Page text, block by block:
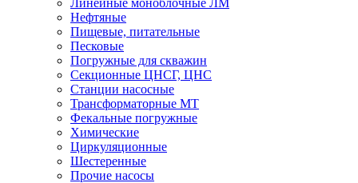
Нефтяные
Пищевые, питательные
Песковые
Погружные для скважин
Секционные ЦНСГ, ЦНС
Станции насосные
Трансформаторные МТ
Фекальные погружные
Химические
Циркуляционные
Шестеренные
Прочие насосы